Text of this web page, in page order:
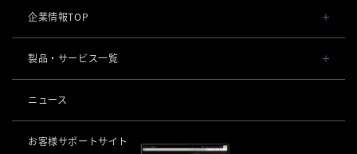
企業情報TOP
会社概要・役員一覧
社長メッセージ
製品・サービス一覧
POSレジ 他
オーダーシステム
導入事例
ニュース
お客様サポートサイト